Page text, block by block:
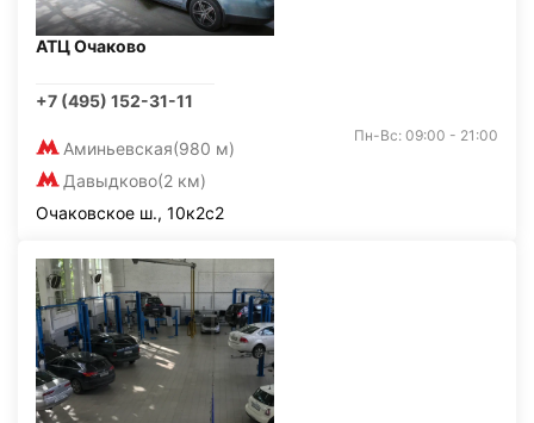
АТЦ Очаково
+7 (495) 152-31-11
Аминьевская(980 м)
Давыдково(2 км)
Пн-Вс: 09:00 - 21:00
Очаковское ш., 10к2с2